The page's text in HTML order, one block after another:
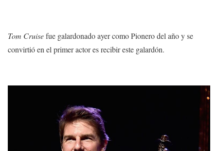
Tom Cruisefue galardonado ayer como Pionero del año y se
convirtió en el primer actor es recibir este galardón.